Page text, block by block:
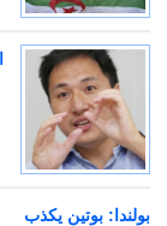
بولندا: بوتين يكذب